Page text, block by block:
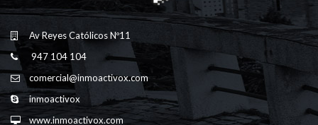
Av Reyes Católicos Nº11
947 104 104
comercial@inmoactivox.com
inmoactivox
www.inmoactivox.com